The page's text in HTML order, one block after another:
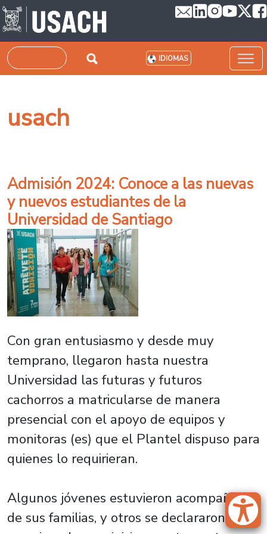
Pasar al contenido principal
Buscar IDIOMAS
usach
Admisión 2024: Conoce a las nuevas
y nuevos estudiantes de la
Universidad de Santiago
Con gran entusiasmo y desde muy
temprano, llegaron hasta nuestra
Universidad las futuras y futuros
cachorros a matricularse de manera
presencial con el apoyo de equipos y
monitoras (es) que el Plantel dispuso para
quienes lo requirieran.
Algunos jóvenes estuvieron acompañados
de sus familias, y otros se declararon muy